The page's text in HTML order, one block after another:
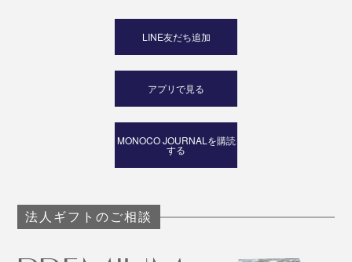
LINE友だち追加
アプリで見る
MONOCO JOURNALを購読
する
法人ギフトのご相談